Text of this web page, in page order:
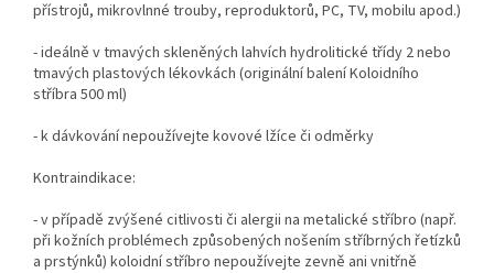
přístrojů, mikrovlnné trouby, reproduktorů, PC, TV, mobilu apod.)
- ideálně v tmavých skleněných lahvích hydrolitické třídy 2 nebo
tmavých plastových lékovkách (originální balení Koloidního
stříbra 500 ml)
- k dávkování nepoužívejte kovové lžíce či odměrky
Kontraindikace:
- v případě zvýšené citlivosti či alergii na metalické stříbro (např.
při kožních problémech způsobených nošením stříbrných řetízků
a prstýnků) koloidní stříbro nepoužívejte zevně ani vnitřně